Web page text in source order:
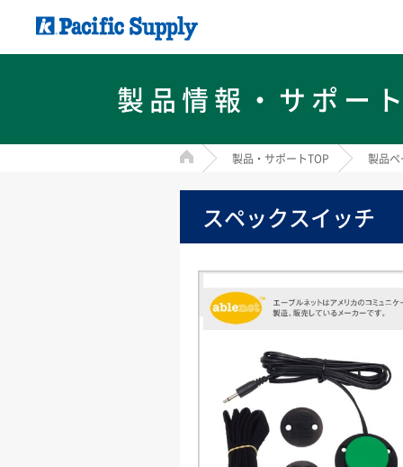
製品情報・サポー
HOME 製品・サポートTOP 製品
スペックスイッチ